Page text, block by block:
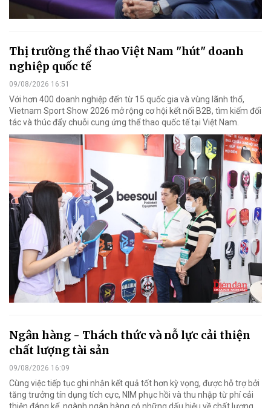
Thị trường thể thao Việt Nam "hút" doanh
nghiệp quốc tế
09/08/2026 16:51
Với hơn 400 doanh nghiệp đến từ 15 quốc gia và vùng lãnh thổ,
Vietnam Sport Show 2026 mở rộng cơ hội kết nối B2B, tìm kiếm đối
tác và thúc đẩy chuỗi cung ứng thể thao quốc tế tại Việt Nam.
Ngân hàng - Thách thức và nỗ lực cải thiện
chất lượng tài sản
09/08/2026 16:09
Cùng việc tiếp tục ghi nhận kết quả tốt hơn kỳ vọng, được hỗ trợ bởi
tăng trưởng tín dụng tích cực, NIM phục hồi và thu nhập từ phí cải